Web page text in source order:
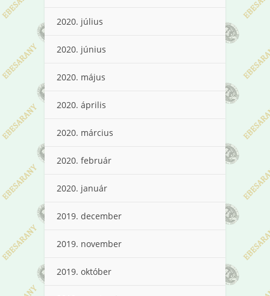
2020. július
2020. június
2020. május
2020. április
2020. március
2020. február
2020. január
2019. december
2019. november
2019. október